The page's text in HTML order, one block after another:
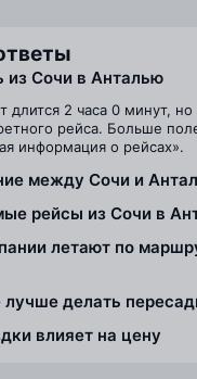
из Сочи в Анталью
длится 2 часа 0 минут,
рейса. Больше
информация о рейсах».
между Сочи и
рейсы из Сочи в
летают по
лучше делать
влияет на цену